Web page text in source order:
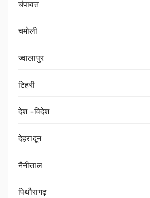
चंपावत
चमोली
ज्वालापुर
टिहरी
देश -विदेश
देहरादून
नैनीताल
पिथौरागढ़